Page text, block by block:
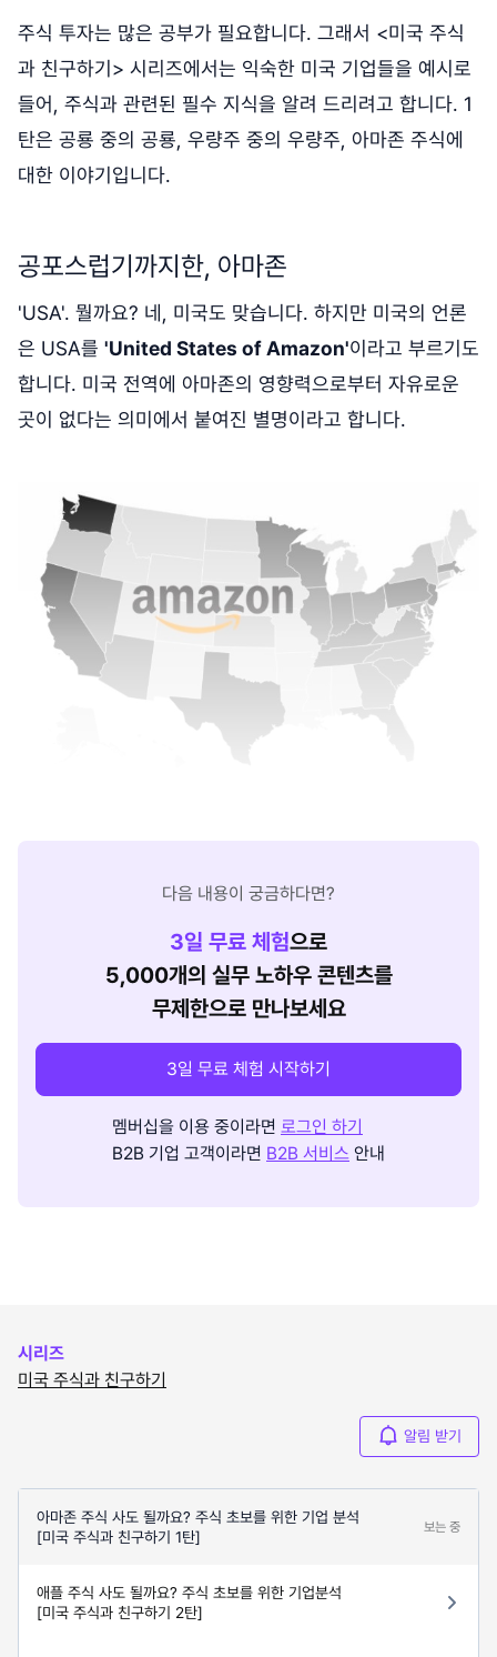
주식 투자는 많은 공부가 필요합니다. 그래서 <미국 주식
과 친구하기> 시리즈에서는 익숙한 미국 기업들을 예시로
들어, 주식과 관련된 필수 지식을 알려 드리려고 합니다. 1
탄은 공룡 중의 공룡, 우량주 중의 우량주, 아마존 주식에
대한 이야기입니다.
공포스럽기까지한, 아마존
'USA'. 뭘까요? 네, 미국도 맞습니다. 하지만 미국의 언론
은 USA를 'United States of Amazon'이라고 부르기도
합니다. 미국 전역에 아마존의 영향력으로부터 자유로운
곳이 없다는 의미에서 붙여진 별명이라고 합니다.
다음 내용이 궁금하다면?
3일 무료 체험으로
5,000개의 실무 노하우 콘텐츠를
무제한으로 만나보세요
3일 무료 체험 시작하기
멤버십을 이용 중이라면 로그인 하기
B2B 기업 고객이라면 B2B 서비스 안내
시리즈
미국 주식과 친구하기
알림 받기
아마존 주식 사도 될까요? 주식 초보를 위한 기업 분석
[미국 주식과 친구하기 1탄]
보는 중
애플 주식 사도 될까요? 주식 초보를 위한 기업분석
[미국 주식과 친구하기 2탄]